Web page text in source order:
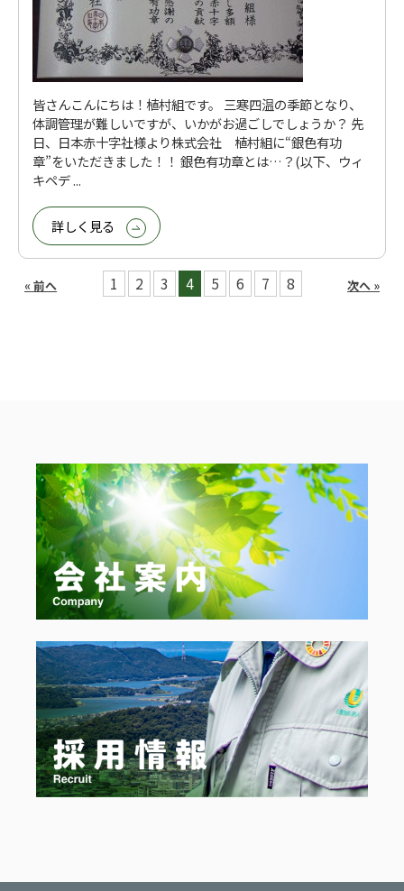
皆さんこんにちは！植村組です。 三寒四温の季節となり、
体調管理が難しいですが、いかがお過ごしでしょうか？ 先
日、日本赤十字社様より株式会社 植村組に“銀色有功
章”をいただきました！！ 銀色有功章とは…？(以下、ウィ
キペデ ...
詳しく見る
« 前へ 1 2 3 4 5 6 7 8 次へ »